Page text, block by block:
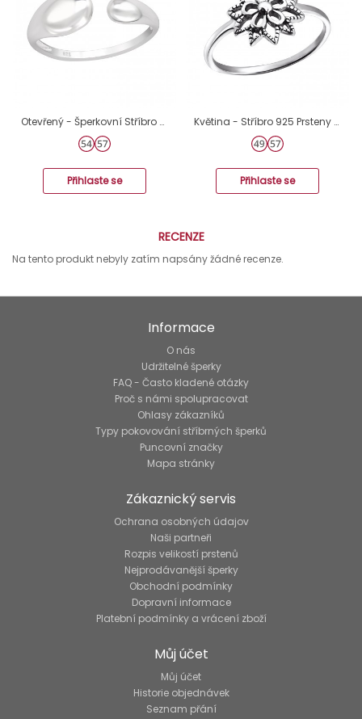
Otevřený - Šperkovní Stříbro 925 Prsteny Bez Kamenů A4S40616
Přihlaste se
Květina - Stříbro 925 Prsteny bez kamenů A4S24601
Přihlaste se
RECENZE
Na tento produkt nebyly zatím napsány žádné recenze.
Informace
O nás
Udržitelné šperky
FAQ - Často kladené otázky
Proč s námi spolupracovat
Ohlasy zákazníků
Typy pokovování stříbrných šperků
Puncovní značky
Mapa stránky
Zákaznický servis
Ochrana osobných údajov
Naši partneři
Rozpis velikostí prstenů
Nejprodávanější šperky
Obchodní podmínky
Dopravní informace
Platební podmínky a vrácení zboží
Můj účet
Můj účet
Historie objednávek
Seznam přání